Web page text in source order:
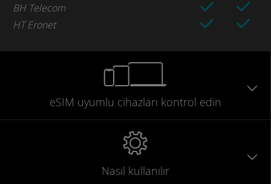
BH Telecom
HT Eronet
eSIM uyumlu cihazları kontrol edin
Nasıl kullanılır